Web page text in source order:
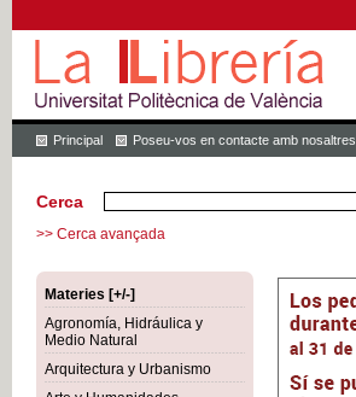
Principal Poseu-vos en contacte amb nosaltres
Cerca
>> Cerca avançada
Materies [+/-]
Agronomía, Hidráulica y
Medio Natural
Arquitectura y Urbanismo